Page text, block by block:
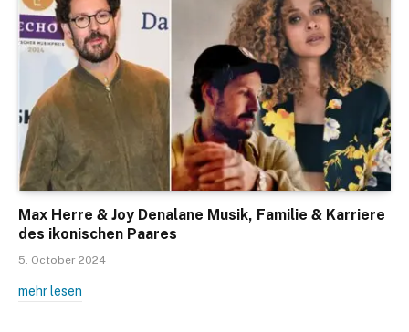
Max Herre & Joy Denalane Musik, Familie & Karriere
des ikonischen Paares
5. October 2024
mehr lesen